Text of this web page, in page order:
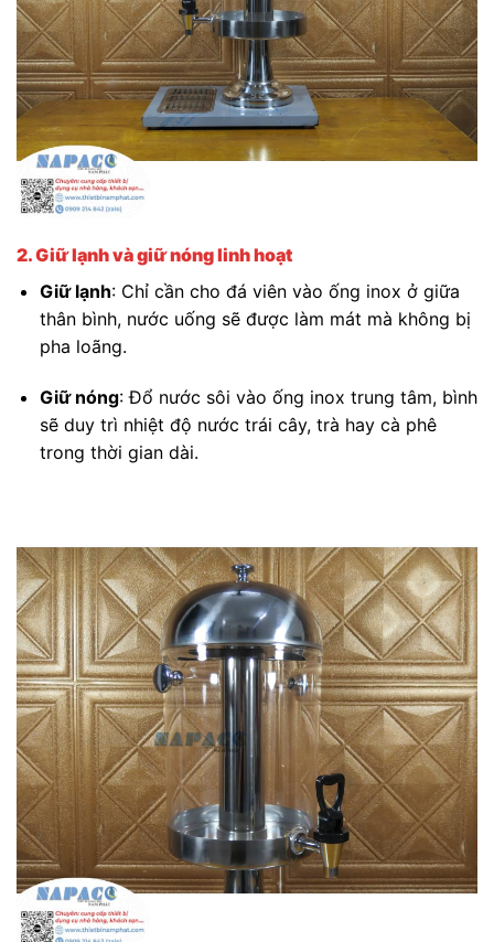
2. Giữ lạnh và giữ nóng linh hoạt
Giữ lạnh: Chỉ cần cho đá viên vào ống inox ở giữa
thân bình, nước uống sẽ được làm mát mà không bị
pha loãng.
Giữ nóng: Đổ nước sôi vào ống inox trung tâm, bình
sẽ duy trì nhiệt độ nước trái cây, trà hay cà phê
trong thời gian dài.